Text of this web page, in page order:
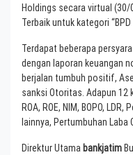
Holdings secara virtual
Terbaik untuk kategori
Terdapat beberapa
dengan laporan keuangan
berjalan tumbuh positif,
sanksi Otoritas. Adapun 12
ROA, ROE, NIM, BOPO,
lainnya, Pertumbuhan
Direktur Utama bankjatim